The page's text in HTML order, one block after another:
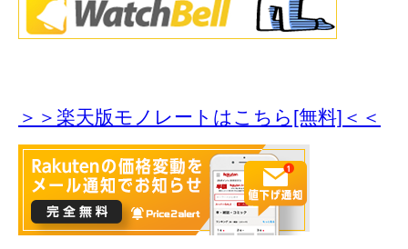
＞＞楽天版モノレートはこちら[無料]＜＜